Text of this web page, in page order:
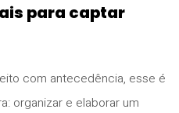
para captar
com antecedência, esse é
organizar e elaborar um